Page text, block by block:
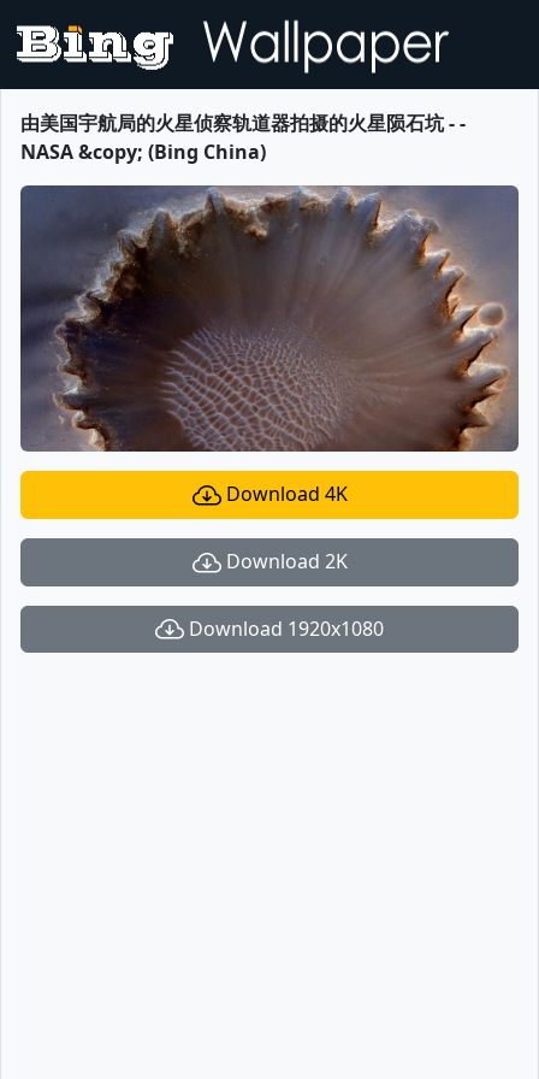
由美国宇航局的火星侦察轨道器拍摄的火星陨石坑 - -
NASA &copy; (Bing China)
Download 4K
Download 2K
Download 1920x1080